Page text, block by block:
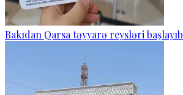
Bakıdan Qarsa təyyarə reysləri başlayıb